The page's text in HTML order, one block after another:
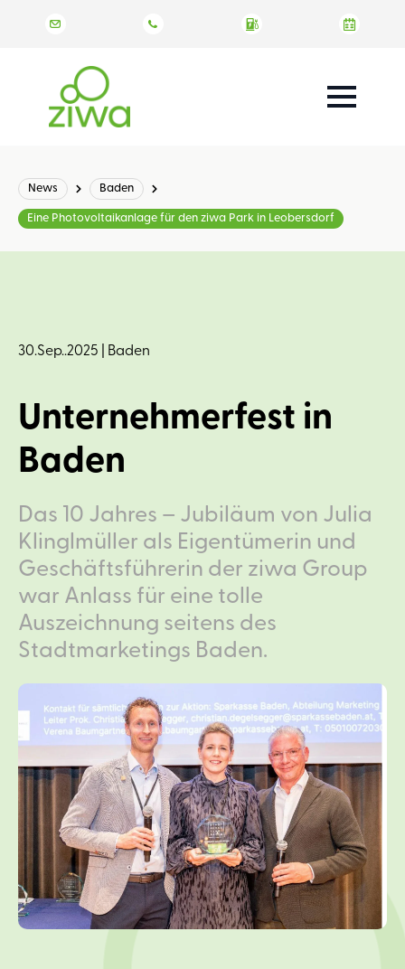
News Baden
Eine Photovoltaikanlage für den ziwa Park in Leobersdorf
30.Sep..2025 Baden
Unternehmerfest in
Baden
Das 10 Jahres – Jubiläum von Julia
Klinglmüller als Eigentümerin und
Geschäftsführerin der ziwa Group
war Anlass für eine tolle
Auszeichnung seitens des
Stadtmarketings Baden.